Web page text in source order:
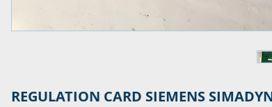
REGULATION CARD SIEMENS